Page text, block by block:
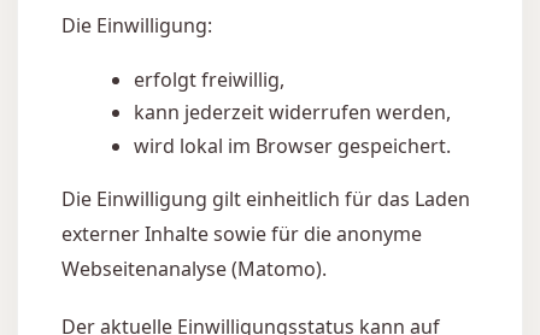
Die Einwilligung:
erfolgt freiwillig,
kann jederzeit widerrufen werden,
wird lokal im Browser gespeichert.
Die Einwilligung gilt einheitlich für das Laden
externer Inhalte sowie für die anonyme
Webseitenanalyse (Matomo).
Der aktuelle Einwilligungsstatus kann auf